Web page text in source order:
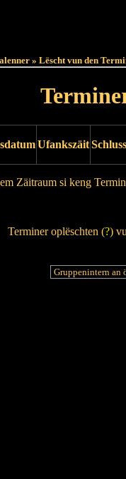
» Lëscht vun den
Ufankszäit
Zäitraum si keng
Terminer oplëschten (?)